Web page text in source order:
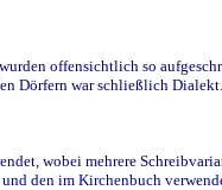
offensichtlich so
Dörfern war schließlich
wobei mehrere
den im Kirchenbuch